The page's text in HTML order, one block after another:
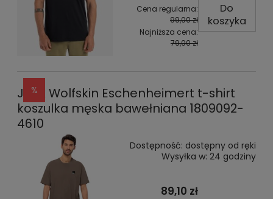
Cena regularna:
99,00 zł
Najniższa cena:
79,00 zł
Do
koszyka
Jack Wolfskin Eschenheimert t-shirt
koszulka męska bawełniana 1809092-
4610
Dostępność: dostępny od ręki
Wysyłka w: 24 godziny
89,10 zł